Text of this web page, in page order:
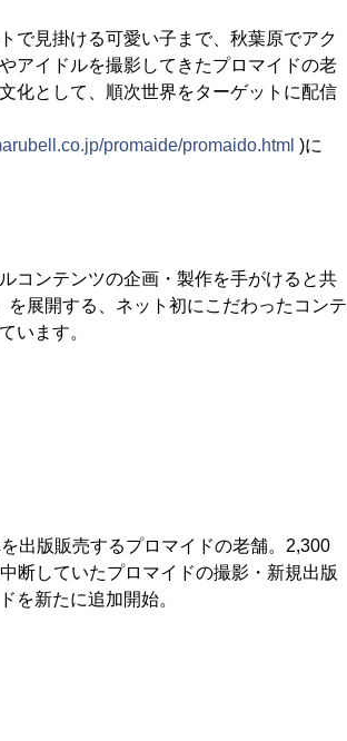
で見掛ける可愛い子まで、秋葉原でアク
アイドルを撮影してきたプロマイドの老
化として、順次世界をターゲットに配信
promaide/promaido.html )に
コンテンツの企画・製作を手がけると共
展開する、ネット初にこだわったコンテ
います。
出版販売するプロマイドの老舗。2,300
断していたプロマイドの撮影・新規出版
を新たに追加開始。